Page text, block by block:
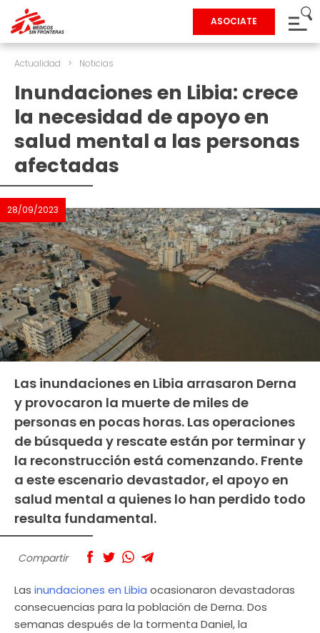
ASOCIATE
Actualidad > Noticias
Inundaciones en Libia: crece
la necesidad de apoyo en
salud mental a las personas
afectadas
28/09/2023
Las inundaciones en Libia arrasaron Derna
y provocaron la muerte de miles de
personas en pocas horas. Las operaciones
de búsqueda y rescate están por terminar y
la reconstrucción está comenzando. Frente
a este escenario devastador, el apoyo en
salud mental a quienes lo han perdido todo
resulta fundamental.
Compartir
Las inundaciones en Libia ocasionaron devastadoras
consecuencias para la población de Derna. Dos
semanas después de la tormenta Daniel, la